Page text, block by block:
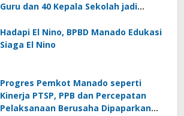
Guru dan 40 Kepala Sekolah jadi
Hadapi El Nino, BPBD Manado Edukasi
Siaga El Nino
Progres Pemkot Manado seperti
Kinerja PTSP, PPB dan Percepatan
Pelaksanaan Berusaha Dipaparkan